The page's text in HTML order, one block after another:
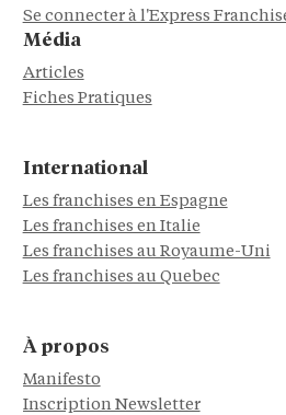
Se connecter à l'Express
Média
Articles
Fiches Pratiques
International
Les franchises en Espagne
Les franchises en Italie
Les franchises au Royaume-Uni
Les franchises au Quebec
À propos
Manifesto
Inscription Newsletter